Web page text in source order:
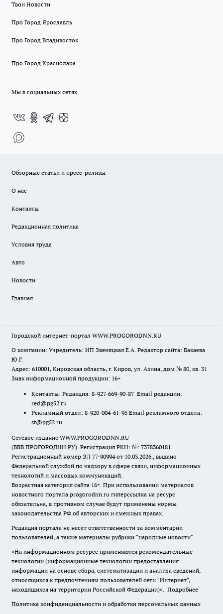
Твои Новости
Про Город Ярославль
Про Город Владивосток
Про Город Краснодара
Мы в социальных сетях
Обзорные статьи и пресс-релизы
О нас
Контакты
Редакционная политика
Условия труда
Авто
Новости
Главная
Городской интернет-портал WWW.PROGORODNN.RU
О компании: Учредитель: ИП Звеняцкая Е.А. Редактор сайта: Бакаева
Ю.Г.
Адрес: 610001, Кировская область, г. Киров, ул. Азина, дом № 80, кв. 31
Знак информационной продукции: 16+
Контакты: Редакция: 8-927-669-90-87 Email редакции:
red@pg52.ru
Рекламный отдел: 8-920-004-61-95 Email рекламного отдела:
st@pg52.ru
Сетевое издание WWW.PROGORODNN.RU
(ВВВ.ПРОГОРОДНН.РУ). Регистрация РКН: №: 7378360181.
Регистрационный номер ЭЛ 77-90994 от 10.03.2026., выдано
Федеральной службой по надзору в сфере связи, информационных
технологий и массовых коммуникаций.
Возрастная категория сайта 16+. При использовании материалов
новостного портала progorodnn.ru гиперссылка на ресурс
обязательна, в противном случае будут применены нормы
законодательства РФ об авторских и смежных правах.
Редакция портала не несет ответственности за комментарии
пользователей, а также материалы рубрики "народные новости".
«На информационном ресурсе применяются рекомендательные
технологии (информационные технологии предоставления
информации на основе сбора, систематизации и анализа сведений,
относящихся к предпочтениям пользователей сети "Интернет",
находящихся на территории Российской Федерации)». Подробнее
Политика конфиденциальности и обработки персональных данных